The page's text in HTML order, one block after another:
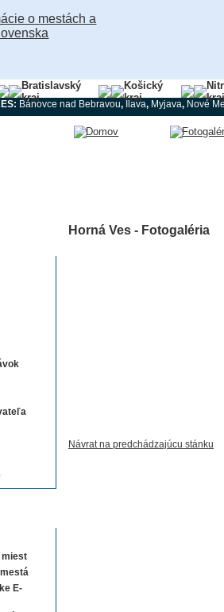
Bratislavský
kraj
Košický
kraj
kraj
Bánovce nad Bebravou,Ilava, Myjava, Nové
miest
E-
Horná Ves - Fotogaléria
Návrat na predchádzajúcu stánku